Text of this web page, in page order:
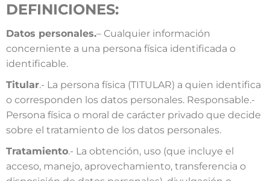
DEFINICIONES:
Datos personales.– Cualquier información
concerniente a una persona física identificada o
identificable.
Titular.- La persona física (TITULAR) a quien identifica
o corresponden los datos personales. Responsable.-
Persona física o moral de carácter privado que decide
sobre el tratamiento de los datos personales.
Tratamiento.- La obtención, uso (que incluye el
acceso, manejo, aprovechamiento, transferencia o